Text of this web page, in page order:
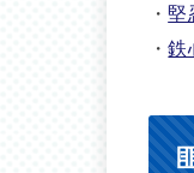
・堅
・鉄